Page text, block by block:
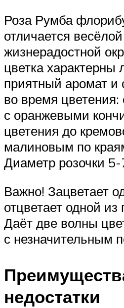
Роза Румба
отличается весёлой
жизнерадостной
цветка характерны
приятный аромат и
во время цветения:
с оранжевыми
цветения до
малиновым по
Диаметр розочки
Важно! Зацветает
отцветает одной из
Даёт две волны
с незначительным
недостатки